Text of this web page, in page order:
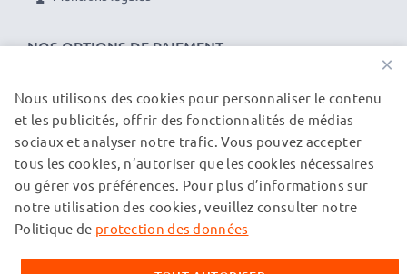
NOS OPTIONS DE PAIEMENT
NOS PARTENAIRES DE LIVRAISON
© subtel.ch 2026
Tous les prix incluent la TVA et excluent les frais de port.
Veuillez noter que toutes les marques citées sont des
mentionnées sur nos pages web uniquement pour fournir des
×
Nous utilisons des cookies pour personnaliser le contenu
et les publicités, offrir des fonctionnalités de médias
sociaux et analyser notre trafic. Vous pouvez accepter
tous les cookies, n’autoriser que les cookies nécessaires
ou gérer vos préférences. Pour plus d’informations sur
notre utilisation des cookies, veuillez consulter notre
Politique de protection des données